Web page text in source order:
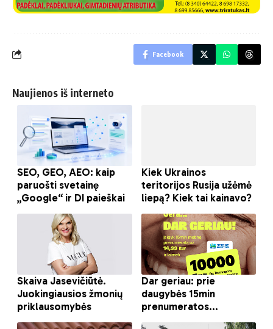
Facebook
Naujienos iš interneto